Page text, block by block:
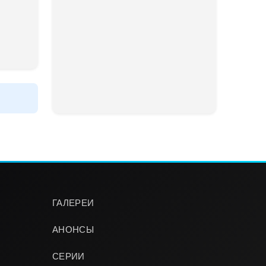
ГАЛЕРЕИ
АНОНСЫ
СЕРИИ